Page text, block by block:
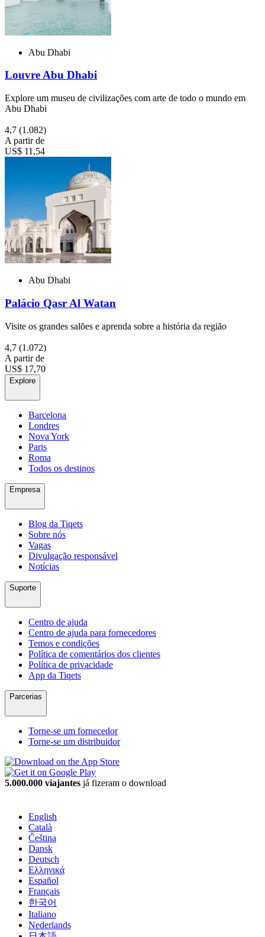
Abu Dhabi
Louvre Abu Dhabi
Explore um museu de civilizações com arte de todo o mundo em
Abu Dhabi
4,7 (1.082)
A partir de
US$ 11,54
Abu Dhabi
Palácio Qasr Al Watan
Visite os grandes salões e aprenda sobre a história da região
4,7 (1.072)
A partir de
US$ 17,70
Explore
Barcelona
Londres
Nova York
Paris
Roma
Todos os destinos
Empresa
Blog da Tiqets
Sobre nós
Vagas
Divulgação responsável
Notícias
Suporte
Centro de ajuda
Centro de ajuda para fornecedores
Temos e condições
Política de comentários dos clientes
Política de privacidade
App da Tiqets
Parcerias
Torne-se um fornecedor
Torne-se um distribuidor
5.000.000 viajantes já fizeram o download
English
Català
Čeština
Dansk
Deutsch
Ελληνικά
Español
Français
한국어
Italiano
Nederlands